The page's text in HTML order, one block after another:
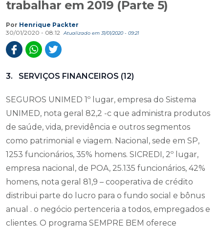
trabalhar em 2019 (Parte 5)
Por Henrique Packter
30/01/2020 - 08:12
Atualizado em 31/01/2020 - 09:21
3. SERVIÇOS FINANCEIROS (12)
SEGUROS UNIMED 1º lugar, empresa do Sistema
UNIMED, nota geral 82,2 -c que administra produtos
de saúde, vida, previdência e outros segmentos
como patrimonial e viagem. Nacional, sede em SP,
1253 funcionários, 35% homens. SICREDI, 2º lugar,
empresa nacional, de POA, 25.135 funcionários, 42%
homens, nota geral 81,9 – cooperativa de crédito
distribui parte do lucro para o fundo social e bônus
anual . o negócio pertenceria a todos, empregados e
clientes. O programa SEMPRE BEM oferece